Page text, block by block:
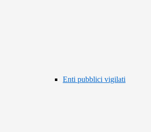
Enti pubblici vigilati